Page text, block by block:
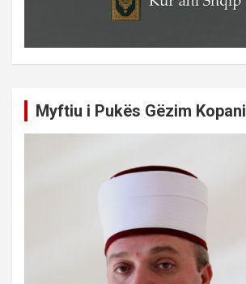
Myftiu i Pukës Gëzim Kopani